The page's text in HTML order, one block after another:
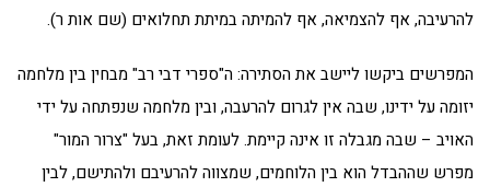
להרעיבה, אף להצמיאה, אף להמיתה במיתת תחלואים (שם אות ר).
המפרשים ביקשו ליישב את הסתירה: ה"ספרי דבי רב" מבחין בין מלחמה
יזומה על ידינו, שבה אין לגרום להרעבה, ובין מלחמה שנפתחה על ידי
האויב – שבה מגבלה זו אינה קיימת. לעומת זאת, בעל "צרור המור"
מפרש שההבדל הוא בין הלוחמים, שמצווה להרעיבם ולהתישם, לבין